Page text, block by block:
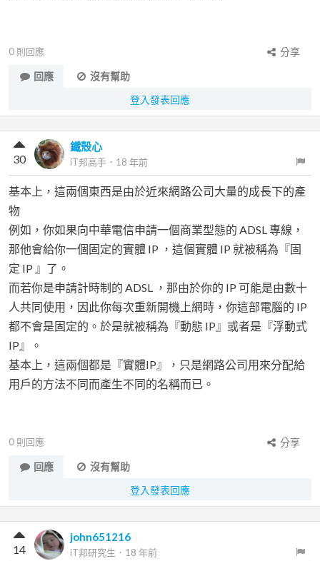
0 則回應
分享
回應
沒有幫助
登入發表回應
鐵殼心
iT邦高手 ． 18 年前
30
基本上，這兩個東西是由於近來網路公司大量的成長下的產
物
例如，你如果向中華電信申請一個商業型態的 ADSL 專線，
那他會給你一個固定的實體 IP ，這個實體 IP 就被稱為『固
定 IP 』了。
而若你是申請計時制的 ADSL ，那由於你的 IP 可能是由數十
人共同使用，因此你每次重新開機上網時，你這部電腦的 IP
都不會是固定的。於是就被稱為『動態 IP』或者是『浮動式
IP』。
基本上，這兩個都是『實體IP』，只是網路公司用來分配給
用戶的方法不同而產生不同的名稱而已。
0 則回應
分享
回應
沒有幫助
登入發表回應
john651216
iT邦研究生 ． 18 年前
14